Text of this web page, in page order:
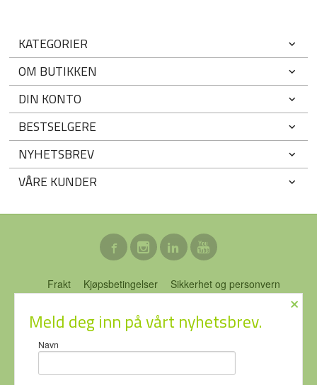
KATEGORIER
OM BUTIKKEN
DIN KONTO
BESTSELGERE
NYHETSBREV
VÅRE KUNDER
Frakt Kjøpsbetingelser
Sikkerhet og personvern
ECO-NOR AS Stubberudveien 76 3031 DRAMMEN Tlf.
×
Meld deg inn på vårt nyhetsbrev.
Navn